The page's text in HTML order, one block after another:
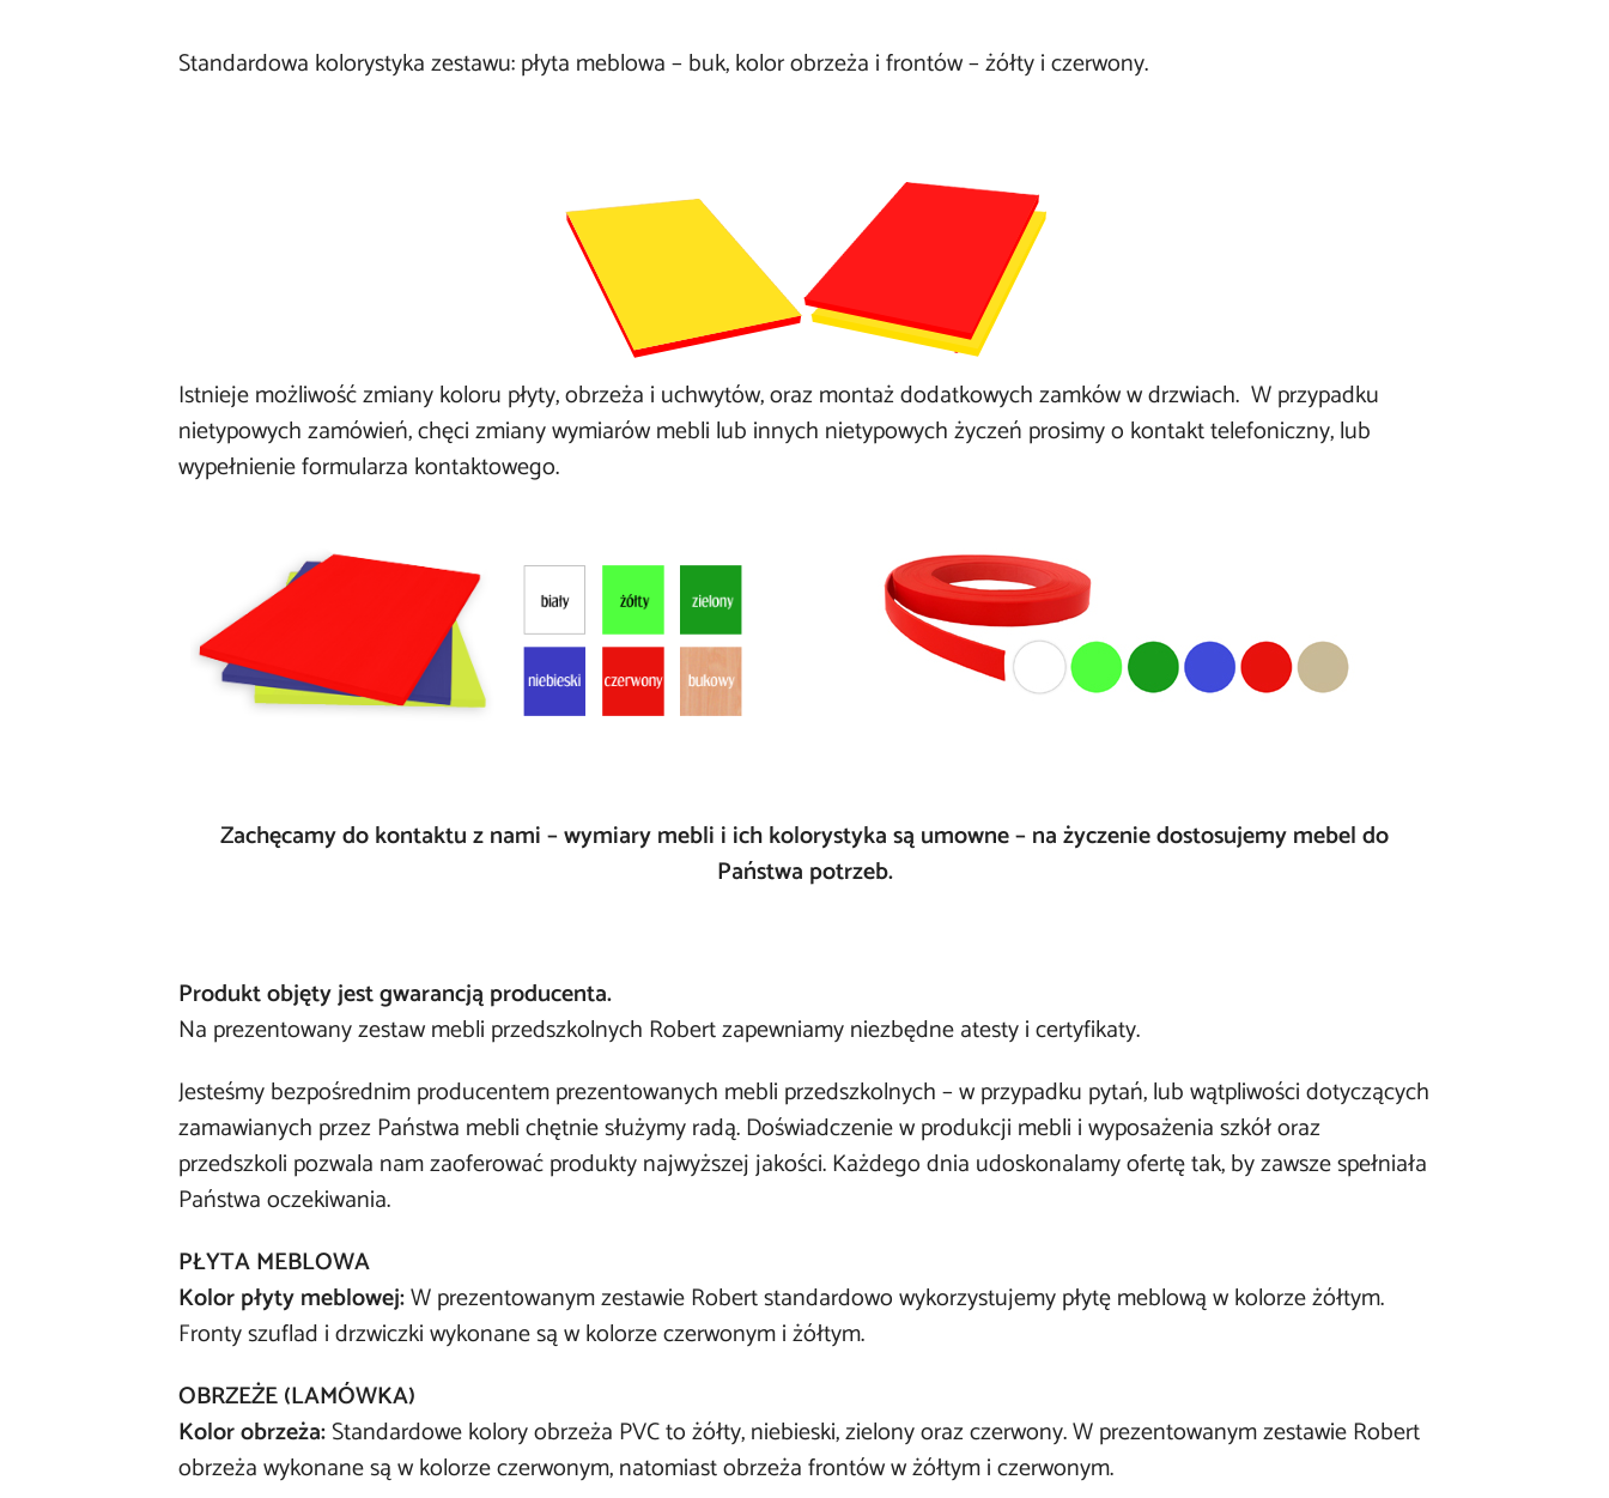
Standardowa kolorystyka zestawu: płyta meblowa – buk, kolor obrzeża i frontów – żółty i czerwony.
Istnieje możliwość zmiany koloru płyty, obrzeża i uchwytów, oraz montaż dodatkowych zamków w drzwiach. W przypadku
nietypowych zamówień, chęci zmiany wymiarów mebli lub innych nietypowych życzeń prosimy o kontakt telefoniczny, lub
wypełnienieformularza kontaktowego.
​Zachęcamy do kontaktu z nami – wymiary mebli i ich kolorystyka są umowne – na życzenie dostosujemy mebel do
Państwa potrzeb.
Produkt objęty jest gwarancją producenta.
Na prezentowany zestaw mebli przedszkolnych Robert zapewniamy niezbędne atesty i certyfikaty.
Jesteśmybezpośrednim producentem prezentowanych mebli przedszkolnych – w przypadku pytań, lub wątpliwości dotyczących
zamawianych przez Państwa mebli chętnie służymy radą. Doświadczenie w produkcji mebli i wyposażenia szkół oraz
przedszkoli pozwala nam zaoferować produkty najwyższej jakości. Każdego dnia udoskonalamy ofertę tak, by zawsze spełniała
Państwa oczekiwania.
PŁYTA MEBLOWA
Kolor płyty meblowej:W prezentowanym zestawie Robert standardowo wykorzystujemy płytę meblową w kolorze żółtym.
Fronty szuflad i drzwiczki wykonane są w kolorze czerwonym i żółtym.
OBRZEŻE (LAMÓWKA)
Kolor obrzeża:Standardowe kolory obrzeża PVC to żółty, niebieski, zielony oraz czerwony. W prezentowanym zestawie Robert
obrzeża wykonane są w kolorze czerwonym, natomiast obrzeża frontów w żółtym i czerwonym.